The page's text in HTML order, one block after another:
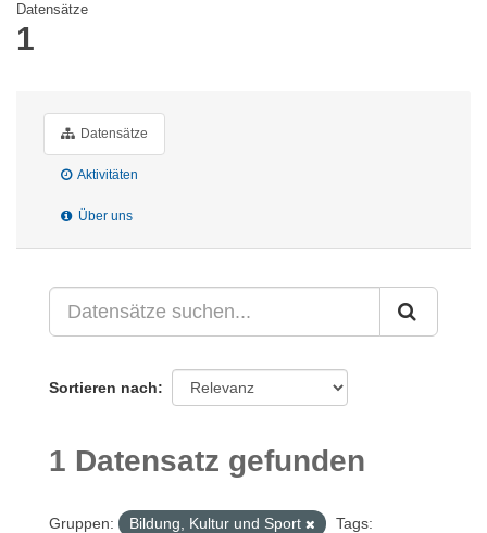
Datensätze
1
Datensätze
Aktivitäten
Über uns
Sortieren nach
1 Datensatz gefunden
Gruppen: Bildung, Kultur und Sport
Tags: